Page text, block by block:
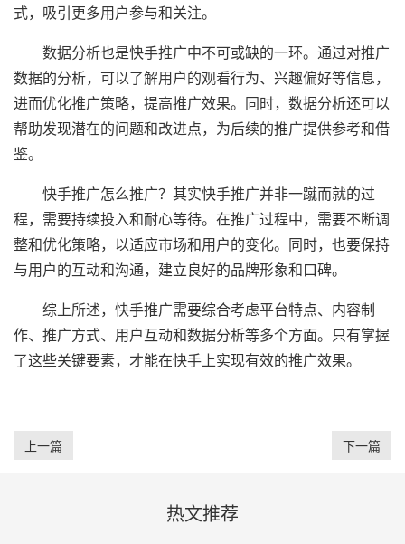
式，吸引更多用户参与和关注。
数据分析也是快手推广中不可或缺的一环。通过对推广
数据的分析，可以了解用户的观看行为、兴趣偏好等信息，
进而优化推广策略，提高推广效果。同时，数据分析还可以
帮助发现潜在的问题和改进点，为后续的推广提供参考和借
鉴。
快手推广怎么推广？其实快手推广并非一蹴而就的过
程，需要持续投入和耐心等待。在推广过程中，需要不断调
整和优化策略，以适应市场和用户的变化。同时，也要保持
与用户的互动和沟通，建立良好的品牌形象和口碑。
综上所述，快手推广需要综合考虑平台特点、内容制
作、推广方式、用户互动和数据分析等多个方面。只有掌握
了这些关键要素，才能在快手上实现有效的推广效果。
上一篇 下一篇
热文推荐